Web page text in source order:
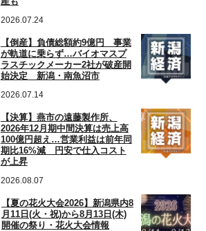
2026.07.24
【倒産】負債総額約9億円 事業
が軌道に乗らず…バイオマスプ
ラスチックメーカー2社が破産開
始決定 新潟・南魚沼市
2026.07.14
【決算】燕市の遠藤製作所、
2026年12月期中間決算は売上高
100億円超え…営業利益は前年同
期比16%減 円安で仕入コスト
が上昇
2026.08.07
【夏の花火大会2026】新潟県内8
月11日(火・祝)から8月13日(木)
開催の祭り・花火大会情報